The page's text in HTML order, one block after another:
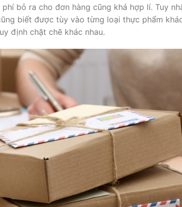
bỏ ra cho đơn hàng cũng khá hợp lí. Tuy
biết được tùy vào từng loại thực phẩm
định chặt chẽ khác nhau.